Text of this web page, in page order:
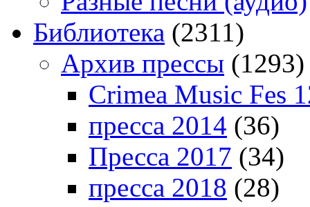
Библиотека (2311)
Архив прессы (1293)
Crimea Music Fes
пресса 2014 (36)
Пресса 2017 (34)
пресса 2018 (28)